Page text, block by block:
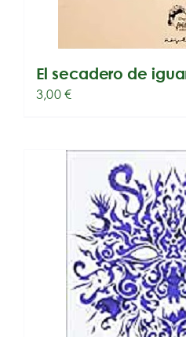
El secadero de
3,00€